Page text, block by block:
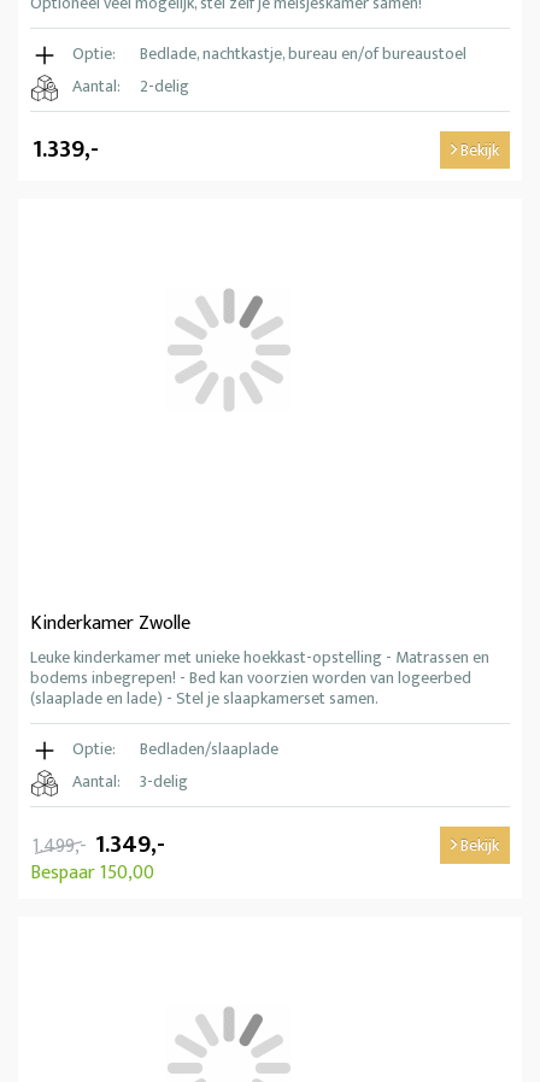
Optie:
Bedlade, nachtkastje, bureau en/of bureaustoel
Aantal:
2-delig
1.339,- Bekijk
Kinderkamer Zwolle
Leuke kinderkamer met unieke hoekkast-opstelling - Matrassen en
bodems inbegrepen! - Bed kan voorzien worden van logeerbed
(slaaplade en lade) - Stel je slaapkamerset samen.
Optie:
Bedladen/slaaplade
Aantal:
3-delig
1.499,- 1.349,-
Bespaar 150,00
Bekijk